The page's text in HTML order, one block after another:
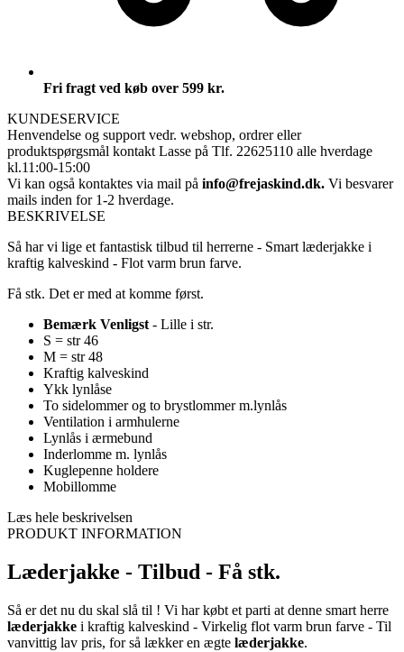
Fri fragt ved køb over 599 kr.
KUNDESERVICE
Henvendelse og support vedr. webshop, ordrer eller
produktspørgsmål kontakt Lasse på Tlf. 22625110 alle hverdage
kl.11:00-15:00
Vi kan også kontaktes via mail på info@frejaskind.dk. Vi besvarer
mails inden for 1-2 hverdage.
BESKRIVELSE
Så har vi lige et fantastisk tilbud til herrerne - Smart læderjakke i
kraftig kalveskind - Flot varm brun farve.
Få stk. Det er med at komme først.
Bemærk Venligst - Lille i str.
S = str 46
M = str 48
Kraftig kalveskind
Ykk lynlåse
To sidelommer og to brystlommer m.lynlås
Ventilation i armhulerne
Lynlås i ærmebund
Inderlomme m. lynlås
Kuglepenne holdere
Mobillomme
Læs hele beskrivelsen
PRODUKT INFORMATION
Læderjakke - Tilbud - Få stk.
Så er det nu du skal slå til ! Vi har købt et parti at denne smart herre
læderjakke i kraftig kalveskind - Virkelig flot varm brun farve - Til
vanvittig lav pris, for så lækker en ægte læderjakke.